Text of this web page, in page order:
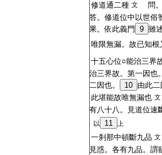
修道通二種 文
問
答。修道位中以世俗
果。依此義門
9 雖
唯限無漏。故已知根
十五心位○能治三界
治三界故。第一因也
二因也。
10 由此
此堪能故唯無漏也 文
有八十八。見道位速
以 11 上
一刹那中頓斷九品 文
見惑。各有九品。謂